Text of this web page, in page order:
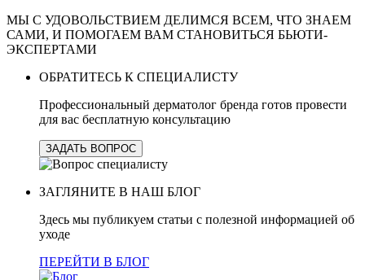
МЫ С УДОВОЛЬСТВИЕМ ДЕЛИМСЯ ВСЕМ, ЧТО ЗНАЕМ
САМИ, И ПОМОГАЕМ ВАМ СТАНОВИТЬСЯ БЬЮТИ-
ЭКСПЕРТАМИ
ОБРАТИТЕСЬ К СПЕЦИАЛИСТУ
Профессиональный дерматолог бренда готов провести
для вас бесплатную консультацию
ЗАДАТЬ ВОПРОС
ЗАГЛЯНИТЕ В НАШ БЛОГ
Здесь мы публикуем статьи с полезной информацией об
уходе
ПЕРЕЙТИ В БЛОГ